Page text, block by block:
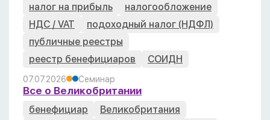
налог на прибыль
налогообложение
НДС / VAT
подоходный налог (НДФЛ)
публичные реестры
реестр бенефициаров
СОИДН
07.07.2026 Семинар
Все о Великобритании
бенефициар
Великобритания